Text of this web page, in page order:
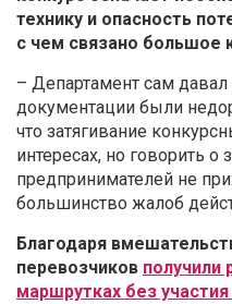
технику и опасность
с чем связано большое
– Департамент сам
документации были
что затягивание
интересах, но говорить о
предпринимателей не
большинство жалоб
Благодаря
перевозчиков получили
маршрутках без участия